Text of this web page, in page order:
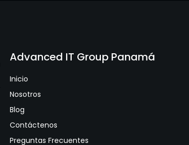
Advanced IT Group Panamá
Inicio
Nosotros
Blog
Contáctenos
Preguntas Frecuentes